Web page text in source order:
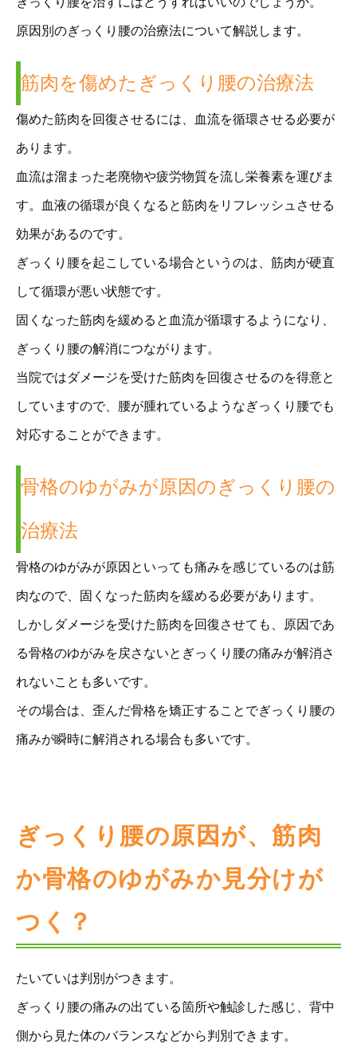
原因別のぎっくり腰の治療法について解説します。
筋肉を傷めたぎっくり腰の治療法
傷めた筋肉を回復させるには、血流を循環させる必要が
あります。
血流は溜まった老廃物や疲労物質を流し栄養素を運びま
す。血液の循環が良くなると筋肉をリフレッシュさせる
効果があるのです。
ぎっくり腰を起こしている場合というのは、筋肉が硬直
して循環が悪い状態です。
固くなった筋肉を緩めると血流が循環するようになり、
ぎっくり腰の解消につながります。
当院ではダメージを受けた筋肉を回復させるのを得意と
していますので、腰が腫れているようなぎっくり腰でも
対応することができます。
骨格のゆがみが原因のぎっくり腰の
治療法
骨格のゆがみが原因といっても痛みを感じているのは筋
肉なので、固くなった筋肉を緩める必要があります。
しかしダメージを受けた筋肉を回復させても、原因であ
る骨格のゆがみを戻さないとぎっくり腰の痛みが解消さ
れないことも多いです。
その場合は、歪んだ骨格を矯正することでぎっくり腰の
痛みが瞬時に解消される場合も多いです。
ぎっくり腰の原因が、筋肉
か骨格のゆがみか見分けが
つく？
たいていは判別がつきます。
ぎっくり腰の痛みの出ている箇所や触診した感じ、背中
側から見た体のバランスなどから判別できます。